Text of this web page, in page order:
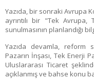
Yazıda, bir sonraki Avrupa
ayrıntılı bir "Tek
sunulmasının planlandığı
Yazıda devamla, reform
Pazarın İnşası, Tek Enerji
Uluslararası Ticaret
açıklanmış ve bahse konu